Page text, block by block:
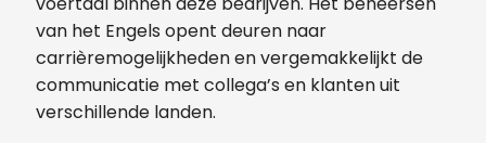
van het Engels opent deuren naar
carrièremogelijkheden en vergemakkelijkt de
communicatie met collega’s en klanten uit
verschillende landen.